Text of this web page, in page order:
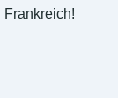
Frankreich!